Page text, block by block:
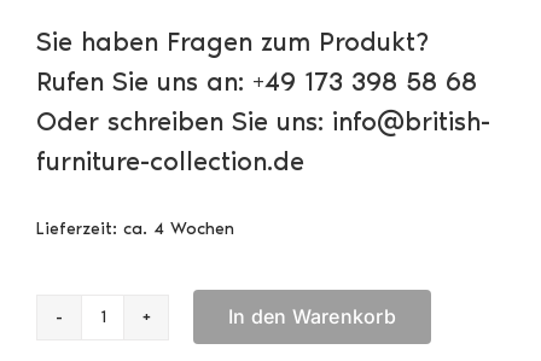
Sie haben Fragen zum Produkt?
Rufen Sie uns an: +49 173 398 58 68
Oder schreiben Sie uns: info@british-
furniture-collection.de
Lieferzeit: ca. 4 Wochen
Authentic
In den Warenkorb